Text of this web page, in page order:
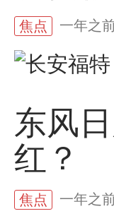
焦点 一年之
东风
红？
焦点 一年之